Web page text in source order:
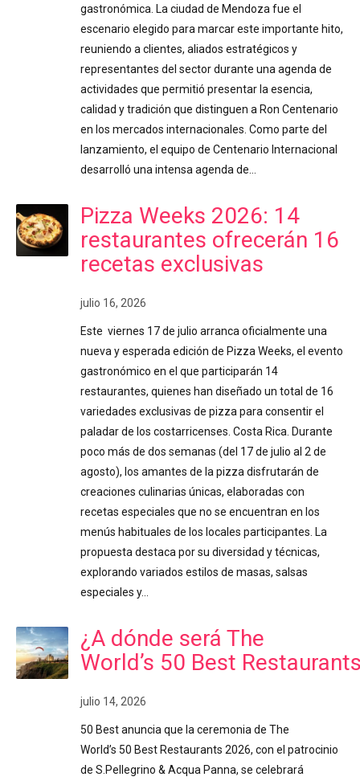
gastronómica. La ciudad de Mendoza fue el
escenario elegido para marcar este importante hito,
reuniendo a clientes, aliados estratégicos y
representantes del sector durante una agenda de
actividades que permitió presentar la esencia,
calidad y tradición que distinguen a Ron Centenario
en los mercados internacionales. Como parte del
lanzamiento, el equipo de Centenario Internacional
desarrolló una intensa agenda de…
Pizza Weeks 2026: 14
restaurantes ofrecerán 16
recetas exclusivas
julio 16, 2026
Este viernes 17 de julio arranca oficialmente una
nueva y esperada edición de Pizza Weeks, el evento
gastronómico en el que participarán 14
restaurantes, quienes han diseñado un total de 16
variedades exclusivas de pizza para consentir el
paladar de los costarricenses. Costa Rica. Durante
poco más de dos semanas (del 17 de julio al 2 de
agosto), los amantes de la pizza disfrutarán de
creaciones culinarias únicas, elaboradas con
recetas especiales que no se encuentran en los
menús habituales de los locales participantes. La
propuesta destaca por su diversidad y técnicas,
explorando variados estilos de masas, salsas
especiales y…
¿A dónde será The
World’s 50 Best
julio 14, 2026
50 Best anuncia que la ceremonia de The
World’s 50 Best Restaurants 2026, con el patrocinio
de S.Pellegrino & Acqua Panna, se celebrará